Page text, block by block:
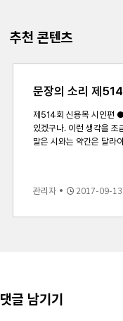
추천 콘텐츠
문장의 소리 제
제514회 신용목 시인편 ● / 뮤지션 양양 ● / 문장의 소리 DJ 김지녀 최은미 작가의 단편 「수요일의 아이」에서 한 대목 ● / 신용목 시인 문장의 소리 514회 은 신용목 시인과 함께합니다. 신용목 시인은 2000년 작가세계 신인상으로 등단해 네 권의 시집과 한 권의 산문집을 출간했으며 제5회 육사시문학상 젊은시인상, 제2회 시작문학상, 제14회 노작문학상, 제18회 현대시작품상을 수상했습니다. Q. (시집에 대한 감상평으로)&ldquo;어렵다&rdquo;라는 말을 듣고 어떠셨어요? A. 뭐라고 할까요. 예전에는 어떤, 각자가, 시인이 각자가 자기의 시론을 가지고 쓰는 줄 알았었어요. 저도 그렇게 생각을 하고 있었고. 조금 뭐 힘들더라도 내가 어떤 방향을 찾아가고 있겠거니 이렇게 생각을 했었는데. 최근에는 시인이 시론을 가지고 있는 것이 아니라 시 한 편 한 편이 자기 운명과 자기 방법을 가지고 있지는 않을까? 그래서 우리 옛날에는 막연하게 "아 우리가 그냥 이쪽 부류가 있고 저쪽 부류가 있다면, 다른 시의 어떤 개념을 갖고 있겠거니 이렇게 생각을 했었다면. 최근에는 시 마다 시에 대한 다른 정의와 개념을 가지고
있겠구나. 이런 생각을 조금 하는 중인 것 같아요. Q. 『누군가가 누군가를 부르면 내가 돌아보았다』라는 시집의 제목이 매력적인데, 시인의 말이 &ldquo;누군가가 누군가를 부르지 않아도 나는 돌아보았다.&rdquo;라는 시의 구절이에요. 청취자께서 시인의 의도가 있지 않을까 생각하실 것 같아서 물어보고 싶었어요. A. 제가 고백드릴 게 있는데요. 제가 시인의 말을 쓰기위해서 여러 차례 준비를 하다가 결국 못 썼어요. 여러 가지 상황 때문이기도 하지만 어떻게 그 때 그 상태를 정리를 해야 될지를 몰라서 이것이 다 헛소리 같기도
관리자 2017-09-13
댓글 남기기